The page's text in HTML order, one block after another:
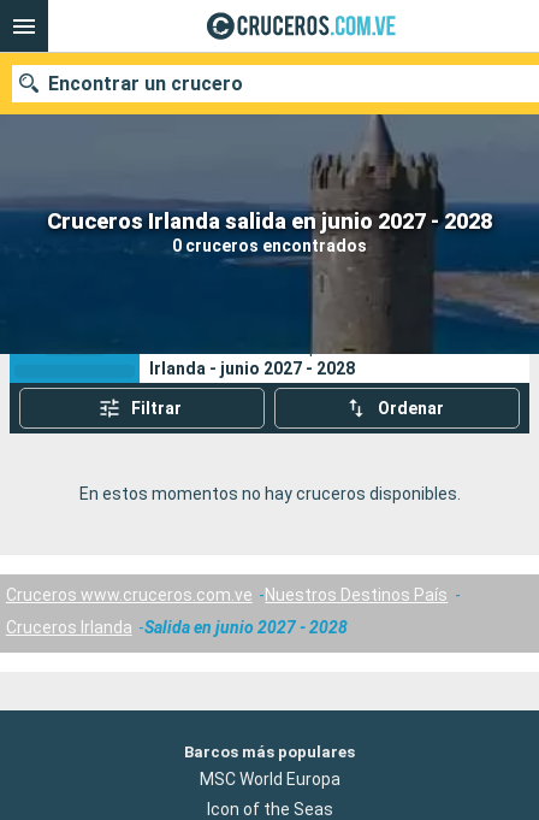
Cruceros Irlanda salida en junio 2027 - 2028
0 cruceros encontrados
Encontrar un crucero
Nuestros destinos
Buscar
Sus criterios de búsqueda:
Irlanda - junio 2027 - 2028
Filtrar Ordenar
En estos momentos no hay cruceros disponibles.
Cruceros www.cruceros.com.ve
Nuestros Destinos País
Cruceros Irlanda
Salida en junio 2027 - 2028
Barcos más populares
MSC World Europa
Icon of the Seas